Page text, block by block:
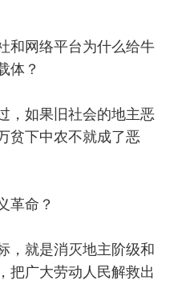
和网络平台为什么给牛
体？
，如果旧社会的地主恶
贫下中农不就成了恶
革命？
，‌就是消灭地主阶级和
把广大劳动人民解救出